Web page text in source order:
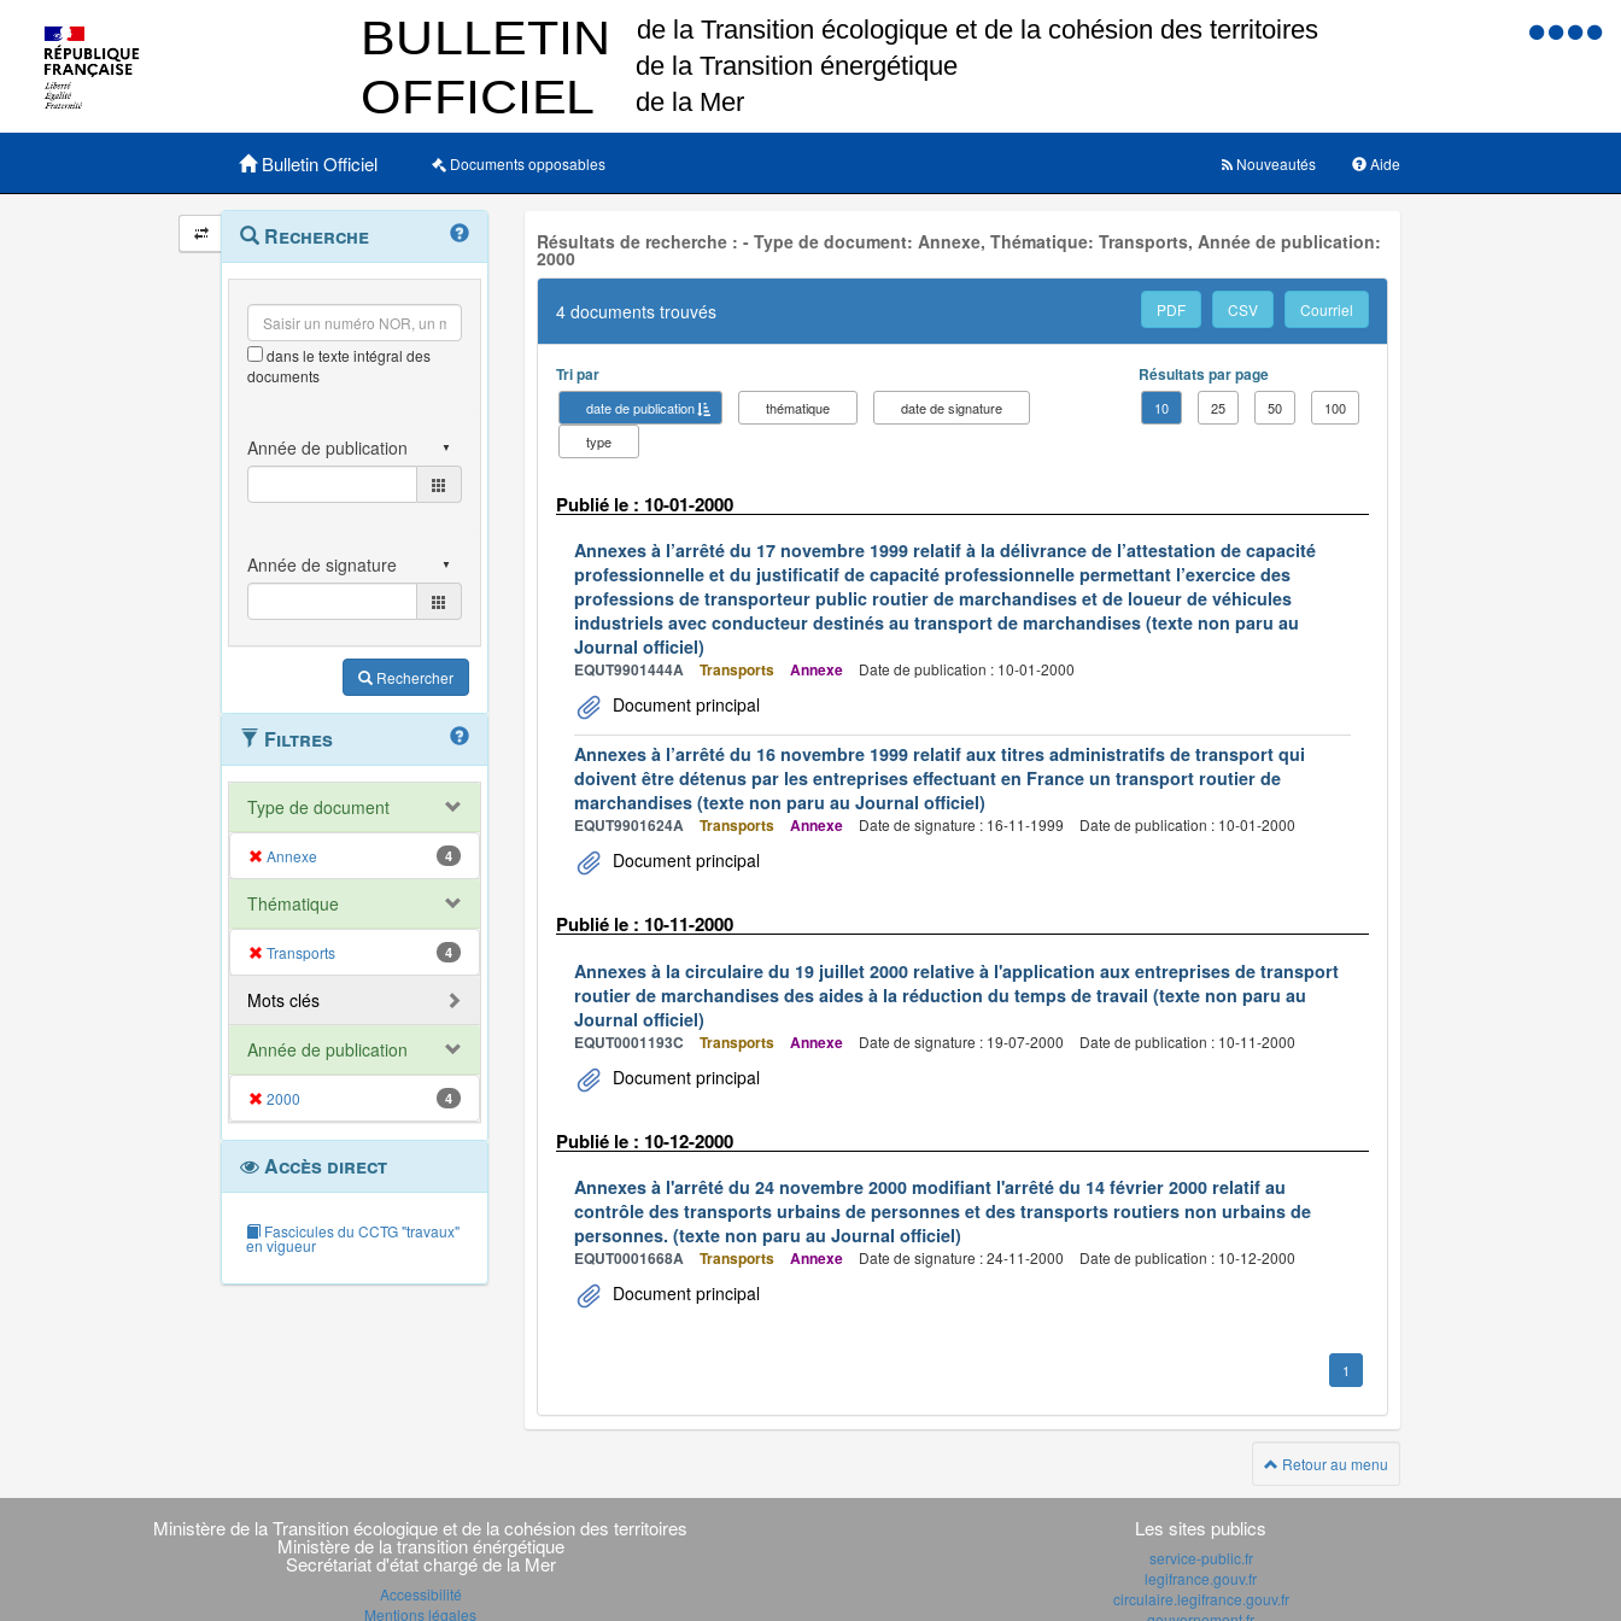
Menu
Menu principal
Bulletin Officiel Documents opposables Aide
Nouveautés
Navigation
et
outils
annexes
Menu
contextuel
Recherche
dans le texte intégral des
documents
Rechercher
Filtres
Type de document
Annexe 4
Thématique
Transports 4
Mots clés
Année de publication
2000 4
Accès direct
Fascicules du CCTG "travaux"
en vigueur
Résultats de recherche : - Type de document: Annexe, Thématique: Transports, Année de publication:
2000
4 documents trouvés PDF CSV Courriel
Tri par
date de publication thématique
date de signature
type
Résultats par page
10 25 50 100
Publié le : 10-01-2000
Annexes à l’arrêté du 17 novembre 1999 relatif à la délivrance de l’attestation de capacité
professionnelle et du justificatif de capacité professionnelle permettant l’exercice des
professions de transporteur public routier de marchandises et de loueur de véhicules
industriels avec conducteur destinés au transport de marchandises (texte non paru au
Journal officiel)
EQUT9901444A Transports Annexe Date de publication : 10-01-2000
Document principal
Annexes à l’arrêté du 16 novembre 1999 relatif aux titres administratifs de transport qui
doivent être détenus par les entreprises effectuant en France un transport routier de
marchandises (texte non paru au Journal officiel)
EQUT9901624A Transports Annexe Date de signature : 16-11-1999 Date de publication : 10-01-2000
Document principal
Publié le : 10-11-2000
Annexes à la circulaire du 19 juillet 2000 relative à l'application aux entreprises de transport
routier de marchandises des aides à la réduction du temps de travail (texte non paru au
Journal officiel)
EQUT0001193C Transports Annexe Date de signature : 19-07-2000 Date de publication : 10-11-2000
Document principal
Publié le : 10-12-2000
Annexes à l'arrêté du 24 novembre 2000 modifiant l'arrêté du 14 février 2000 relatif au
contrôle des transports urbains de personnes et des transports routiers non urbains de
personnes. (texte non paru au Journal officiel)
EQUT0001668A Transports Annexe Date de signature : 24-11-2000 Date de publication : 10-12-2000
Document principal
1
Retour au menu
Navigation
transverseMinistère de la Transition écologique et de la cohésion des territoires
Ministère de la transition énérgétique
Secrétariat d'état chargé de la Mer
Accessibilité
Mentions légales
Les sites publics
service-public.fr
legifrance.gouv.fr
circulaire.legifrance.gouv.fr